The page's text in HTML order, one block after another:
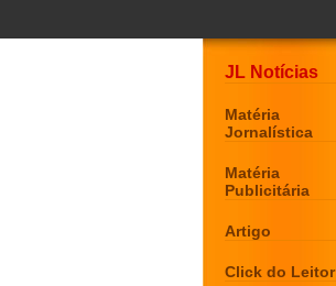
JL Notícias
Matéria
Jornalística
Matéria
Publicitária
Artigo
Click do Leitor